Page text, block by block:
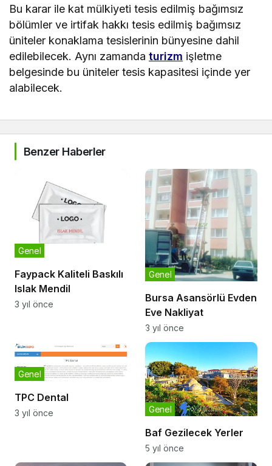
Bu karar ile kat mülkiyeti tesis edilmiş bağımsız
bölümler ve irtifak hakkı tesis edilmiş bağımsız
üniteler konaklama tesislerinin bünyesine dahil
edilebilecek. Aynı zamandaturizm işletme
belgesinde bu üniteler tesis kapasitesi içinde yer
alabilecek.
Benzer Haberler
Faypack Kaliteli Baskılı
Islak Mendil
Genel
3 yıl önce
Bursa Asansörlü Evden
Eve Nakliyat
Genel
3 yıl önce
TPC Dental
Genel
3 yıl önce
Baf Gezilecek Yerler
Genel
5 yıl önce